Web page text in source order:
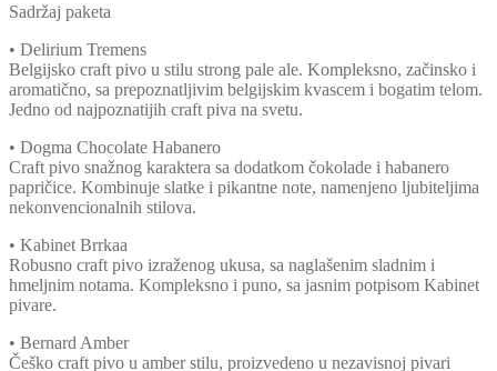
Sadržaj paketa
• Delirium Tremens
Belgijsko craft pivo u stilu strong pale ale. Kompleksno, začinsko i
aromatično, sa prepoznatljivim belgijskim kvascem i bogatim telom.
Jedno od najpoznatijih craft piva na svetu.
• Dogma Chocolate Habanero
Craft pivo snažnog karaktera sa dodatkom čokolade i habanero
papričice. Kombinuje slatke i pikantne note, namenjeno ljubiteljima
nekonvencionalnih stilova.
• Kabinet Brrkaa
Robusno craft pivo izraženog ukusa, sa naglašenim sladnim i
hmeljnim notama. Kompleksno i puno, sa jasnim potpisom Kabinet
pivare.
• Bernard Amber
Češko craft pivo u amber stilu, proizvedeno u nezavisnoj pivari